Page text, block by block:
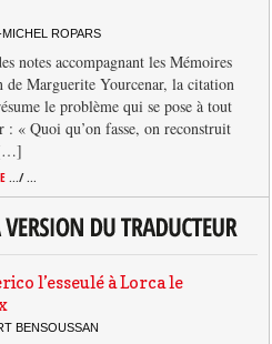
ROPARS
notes accompagnant les Mémoires
de Marguerite Yourcenar, la citation
le problème qui se pose à tout
: « Quoi qu’on fasse, on reconstruit
.../ ...
l’esseulé à Lorca le
BENSOUSSAN